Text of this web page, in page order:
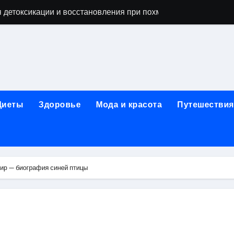
и восстановления при похмельном синдроме
подготовка и расшифровка результатов
по бережному отношению к себе
подготовка и ориентировочная стоимость исследования
порядок консультации и подготовка
Здоровье Мода и красота Путешествия
— биография синей птицы